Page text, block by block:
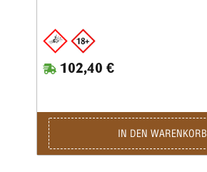
102,40 €
IN DEN WARENKORB